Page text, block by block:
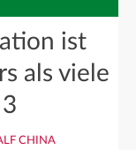
ist
als viele
CHINA